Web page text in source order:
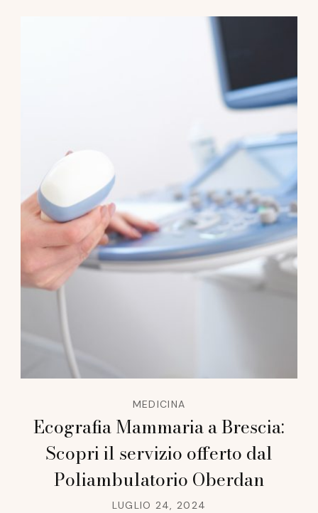
MEDICINA
Ecografia Mammaria a Brescia:
Scopri il servizio offerto dal
Poliambulatorio Oberdan
LUGLIO 24, 2024